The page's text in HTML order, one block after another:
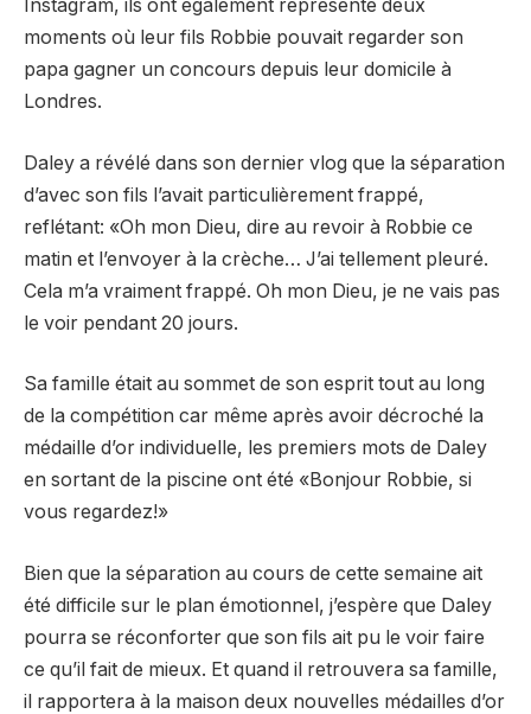
Instagram, ils ont également représenté deux
moments où leur fils Robbie pouvait regarder son
papa gagner un concours depuis leur domicile à
Londres.
Daley a révélé dans son dernier vlog que la séparation
d’avec son fils l’avait particulièrement frappé,
reflétant: «Oh mon Dieu, dire au revoir à Robbie ce
matin et l’envoyer à la crèche… J’ai tellement pleuré.
Cela m’a vraiment frappé. Oh mon Dieu, je ne vais pas
le voir pendant 20 jours.
Sa famille était au sommet de son esprit tout au long
de la compétition car même après avoir décroché la
médaille d’or individuelle, les premiers mots de Daley
en sortant de la piscine ont été «Bonjour Robbie, si
vous regardez!»
Bien que la séparation au cours de cette semaine ait
été difficile sur le plan émotionnel, j’espère que Daley
pourra se réconforter que son fils ait pu le voir faire
ce qu’il fait de mieux. Et quand il retrouvera sa famille,
il rapportera à la maison deux nouvelles médailles d’or